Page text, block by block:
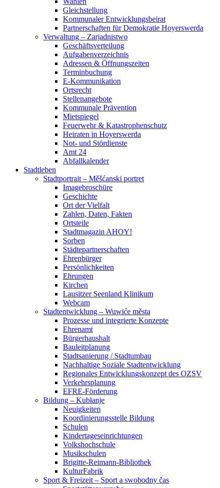
Gleichstellung
Kommunaler Entwicklungsbeirat
Partnerschaften für Demokratie Hoyerswerda
Verwaltung – Zarjadnistwo
Geschäftsverteilung
Aufgabenverzeichnis
Adressen & Öffnungszeiten
Terminbuchung
E-Kommunikation
Ortsrecht
Stellenangebote
Kommunale Prävention
Mietspiegel
Feuerwehr & Katastrophenschutz
Heiraten in Hoyerswerda
Not- und Stördienste
Amt 24
Abfallkalender
Stadtleben
Stadtportrait – Měšćanski portret
Imagebroschüre
Geschichte
Ort der Vielfalt
Zahlen, Daten, Fakten
Ortsteile
Stadtmagazin AHOY!
Sorben
Städtepartnerschaften
Ehrenbürger
Persönlichkeiten
Ehrungen
Kirchen
Lausitzer Seenland Klinikum
Webcam
Stadtentwicklung – Wuwiće města
Prozesse und integrierte Konzepte
Ehrenamt
Bürgerhaushalt
Bauleitplanung
Stadtsanierung / Stadtumbau
Nachhaltige Soziale Stadtentwicklung
Regionales Entwicklungskonzept des OZSV
Verkehrsplanung
EFRE-Förderung
Bildung – Kubłanje
Neuigkeiten
Koordinierungsstelle Bildung
Schulen
Kindertageseinrichtungen
Volkshochschule
Musikschulen
Brigitte-Reimann-Bibliothek
KulturFabrik
Sport & Freizeit – Sport a swobodny čas